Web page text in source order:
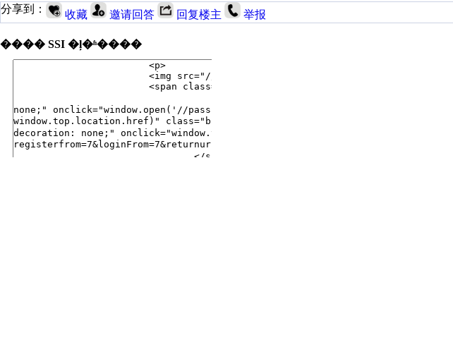
分享到：
收藏 邀请回答 回复楼主 举报
���� SSI �ļ�ʱ����